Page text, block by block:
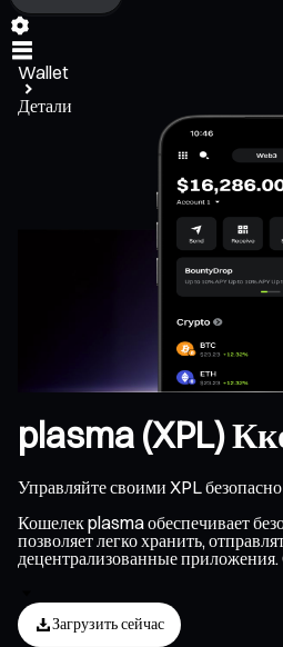
Wallet
Детали
plasma (XPL)
Управляйте своими XPL
Кошелек plasma обеспечивает
позволяет легко хранить,
децентрализованные
Загрузить сейчас